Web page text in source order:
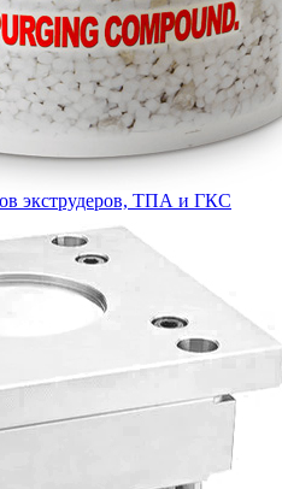
экструдеров, ТПА и ГКС